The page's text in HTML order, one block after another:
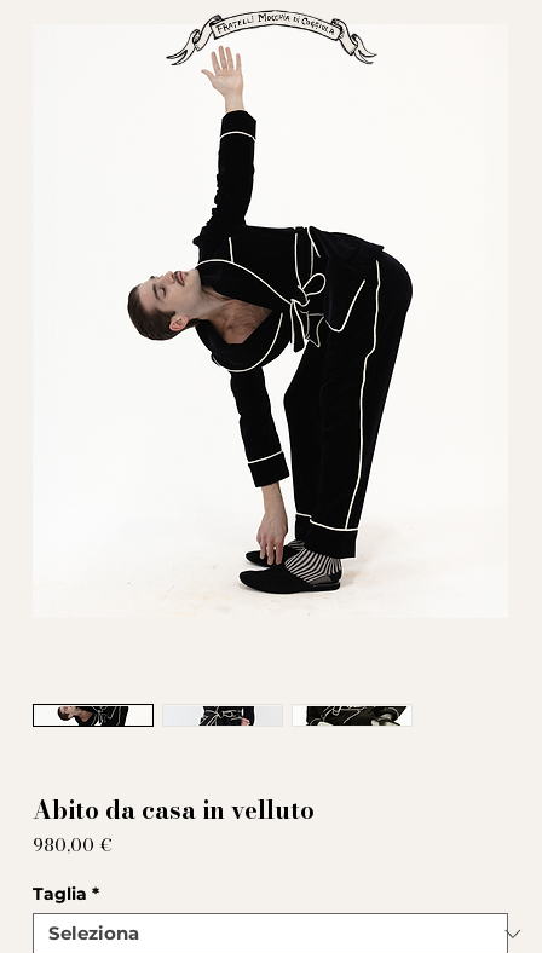
Abito da casa in velluto
980,00 €
Taglia *